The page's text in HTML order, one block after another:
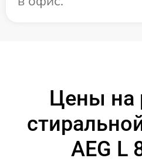
Цены на
AEG L